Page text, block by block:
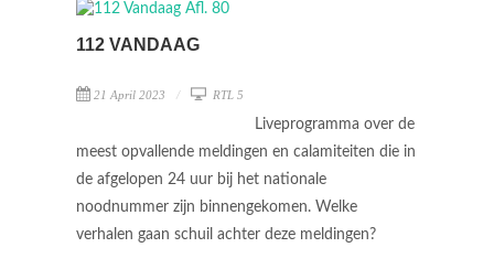
112 VANDAAG
21 April 2023 RTL 5
Liveprogramma over de
meest opvallende meldingen en calamiteiten die in
de afgelopen 24 uur bij het nationale
noodnummer zijn binnengekomen. Welke
verhalen gaan schuil achter deze meldingen?